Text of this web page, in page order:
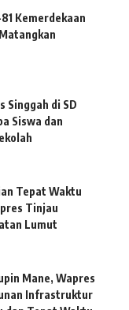
Kemerdekaan
Singgah di SD
Siswa dan
Tepat Waktu
Tinjau
Lumut
Mane, Wapres
Infrastruktur